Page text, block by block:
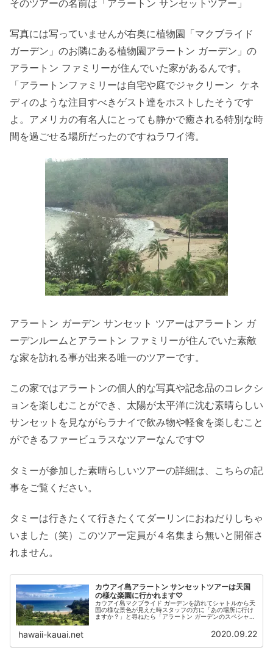
そのツアーの名前は「アラートン サンセットツアー」
写真には写っていませんが右奥に植物園「マクブライド
ガーデン」のお隣にある植物園アラートン ガーデン」の
アラートン ファミリーが住んでいた家があるんです。
「アラートンファミリーは自宅や庭でジャクリーン ケネ
ディのような注目すべきゲスト達をホストしたそうです
よ。アメリカの有名人にとっても静かで癒される特別な時
間を過ごせる場所だったのですねラワイ湾。
アラートン ガーデン サンセット ツアーはアラートン ガ
ーデンルームとアラートン ファミリーが住んでいた素敵
な家を訪れる事が出来る唯一のツアーです。
この家ではアラートンの個人的な写真や記念品のコレクシ
ョンを楽しむことができ、太陽が太平洋に沈む素晴らしい
サンセットを見ながらラナイで飲み物や軽食を楽しむこと
ができるファービュラスなツアーなんです♡
タミーが参加した素晴らしいツアーの詳細は、こちらの記
事をご覧ください。
タミーは行きたくて行きたくてダーリンにおねだりしちゃ
いました（笑）このツアー定員が４名集まら無いと開催さ
れません。
カウアイ島アラートン サンセットツアーは天国
の様な楽園に行かれます♡
カウアイ島マクブライド ガーデンを訪れてシャトルから天
国の様な景色が見えた時スタッフの方に「あの場所に行け
ますか？」と尋ねたら「アラートン ガーデンのスペシャル
hawaii-kauai.net 2020.09.22